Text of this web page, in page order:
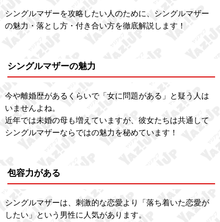
シングルマザーを攻略したい人のために、シングルマザー
の魅力・落とし方・付き合い方を徹底解説します！
シングルマザーの魅力
今や離婚歴があるくらいで「女に問題がある」と疑う人は
いませんよね。
近年では未婚の母も増えていますが、彼女たちは共通して
シングルマザーならではの魅力を秘めています！
包容力がある
シングルマザーは、刺激的な恋愛より「落ち着いた恋愛が
したい」という男性に人気があります。